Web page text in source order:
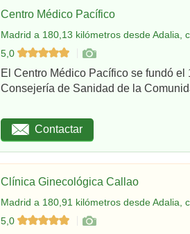
Centro Médico Pacífico
Madrid a 180,13 kilómetros desde Adalia,
5,0
El Centro Médico Pacífico se fundó
Consejería de Sanidad de la
Contactar
Clínica Ginecológica Callao
Madrid a 180,91 kilómetros desde Adalia,
5,0